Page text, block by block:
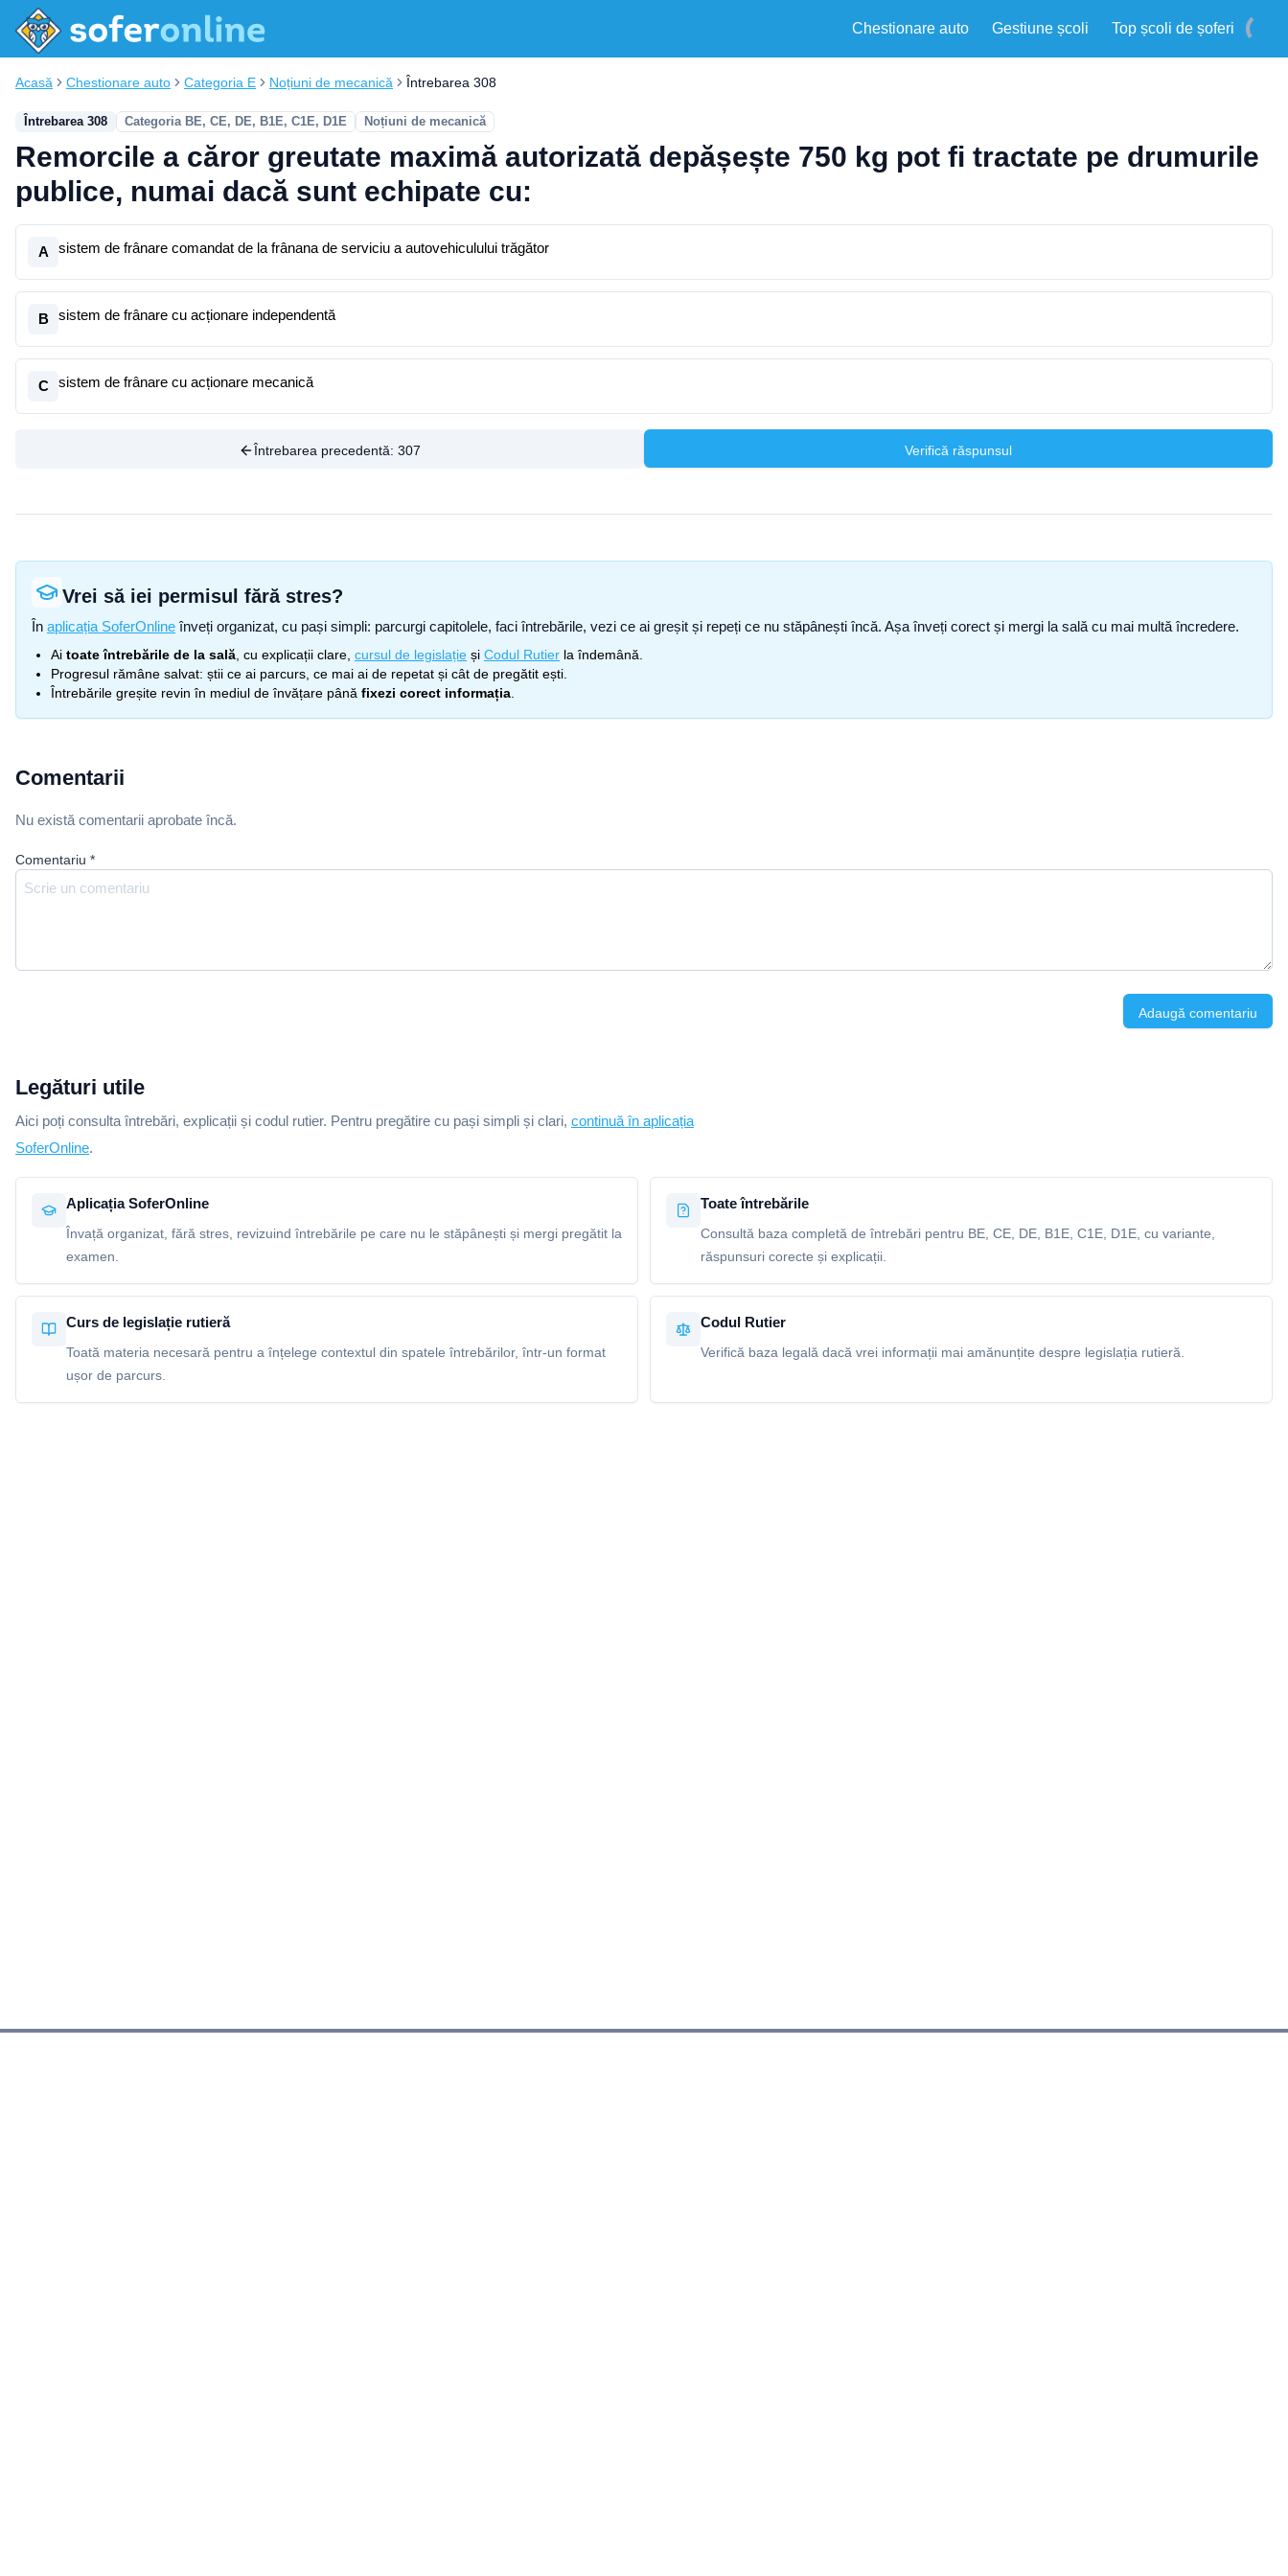
Chestionare auto Gestiune școli Top școli de șoferi
Acasă Chestionare auto Categoria E Noțiuni de mecanică Întrebarea 308
Întrebarea 308 Categoria BE, CE, DE, B1E, C1E, D1E Noțiuni de mecanică
Remorcile a căror greutate maximă autorizată depășește 750 kg pot fi tractate pe drumurile
publice, numai dacă sunt echipate cu:
A sistem de frânare comandat de la frânana de serviciu a autovehiculului trăgător
B sistem de frânare cu acționare independentă
C sistem de frânare cu acționare mecanică
Întrebarea precedentă: 307 Verifică răspunsul
Vrei să iei permisul fără stres?
În aplicația SoferOnline înveți organizat, cu pași simpli: parcurgi capitolele, faci întrebările, vezi ce ai greșit și repeți ce nu stăpânești încă. Așa înveți corect și mergi la sală cu mai multă încredere.
Ai toate întrebările de la sală , cu explicații clare, cursul de legislație și Codul Rutier la îndemână.
Progresul rămâne salvat: știi ce ai parcurs, ce mai ai de repetat și cât de pregătit ești.
Întrebările greșite revin în mediul de învățare până fixezi corect informația
Comentarii
Nu există comentarii aprobate încă.
Comentariu *
Adaugă comentariu
Legături utile
Aici poți consulta întrebări, explicații și codul rutier. Pentru pregătire cu pași simpli și clari, continuă în aplicația
SoferOnline.
Aplicația SoferOnline
Învață organizat, fără stres, revizuind întrebările pe care nu le stăpânești și mergi pregătit la
examen.
Toate întrebările
Consultă baza completă de întrebări pentru BE, CE, DE, B1E, C1E, D1E, cu variante,
răspunsuri corecte și explicații.
Curs de legislație rutieră
Toată materia necesară pentru a înțelege contextul din spatele întrebărilor, într-un format
ușor de parcurs.
Codul Rutier
Verifică baza legală dacă vrei informații mai amănunțite despre legislația rutieră.